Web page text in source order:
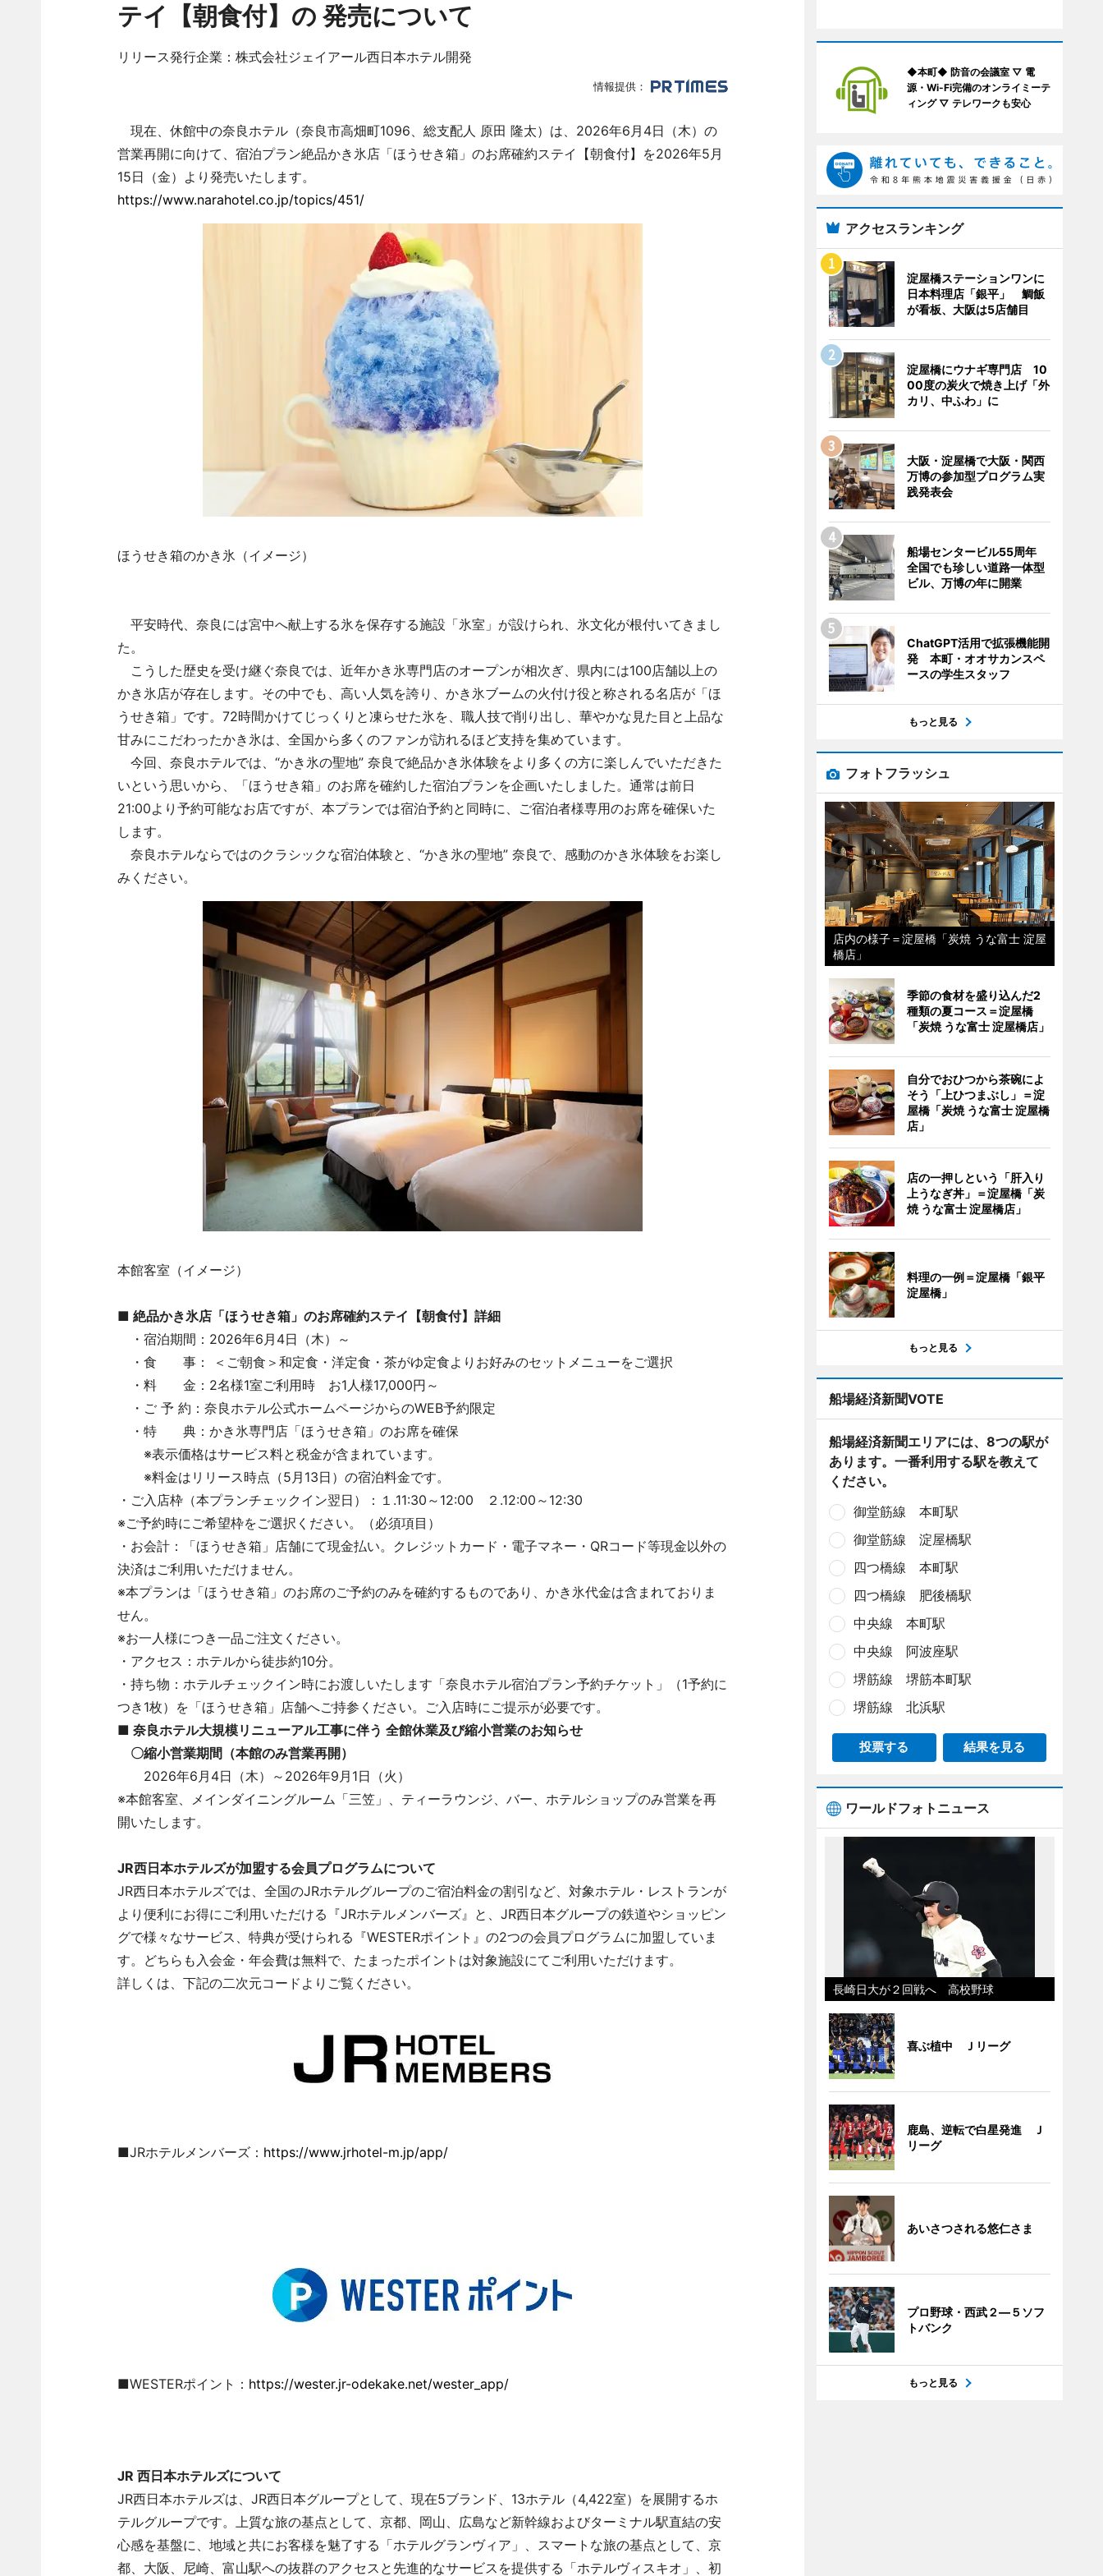
テイ【朝食付】の 発売について
リリース発行企業：株式会社ジェイアール西日本ホテル開発
情報提供：
現在、休館中の奈良ホテル（奈良市高畑町1096、総支配人 原田 隆太）は、2026年6月4日（木）の
営業再開に向けて、宿泊プラン絶品かき氷店「ほうせき箱」のお席確約ステイ【朝食付】を2026年5月
15日（金）より発売いたします。
https://www.narahotel.co.jp/topics/451/
ほうせき箱のかき氷（イメージ）
平安時代、奈良には宮中へ献上する氷を保存する施設「氷室」が設けられ、氷文化が根付いてきまし
た。
こうした歴史を受け継ぐ奈良では、近年かき氷専門店のオープンが相次ぎ、県内には100店舗以上の
かき氷店が存在します。その中でも、高い人気を誇り、かき氷ブームの火付け役と称される名店が「ほ
うせき箱」です。72時間かけてじっくりと凍らせた氷を、職人技で削り出し、華やかな見た目と上品な
甘みにこだわったかき氷は、全国から多くのファンが訪れるほど支持を集めています。
今回、奈良ホテルでは、“かき氷の聖地” 奈良で絶品かき氷体験をより多くの方に楽しんでいただきた
いという思いから、「ほうせき箱」のお席を確約した宿泊プランを企画いたしました。通常は前日
21:00より予約可能なお店ですが、本プランでは宿泊予約と同時に、ご宿泊者様専用のお席を確保いた
します。
奈良ホテルならではのクラシックな宿泊体験と、“かき氷の聖地” 奈良で、感動のかき氷体験をお楽し
みください。
本館客室（イメージ）
■ 絶品かき氷店「ほうせき箱」のお席確約ステイ【朝食付】詳細
・宿泊期間：2026年6月4日（木）～
・食 事： ＜ご朝食＞和定食・洋定食・茶がゆ定食よりお好みのセットメニューをご選択
・料 金：2名様1室ご利用時 お1人様17,000円～
・ご 予 約：奈良ホテル公式ホームページからのWEB予約限定
・特 典：かき氷専門店「ほうせき箱」のお席を確保
※表示価格はサービス料と税金が含まれています。
※料金はリリース時点（5月13日）の宿泊料金です。
・ご入店枠（本プランチェックイン翌日）：１.11:30～12:00 ２.12:00～12:30
※ご予約時にご希望枠をご選択ください。（必須項目）
・お会計：「ほうせき箱」店舗にて現金払い。クレジットカード・電子マネー・QRコード等現金以外の
決済はご利用いただけません。
※本プランは「ほうせき箱」のお席のご予約のみを確約するものであり、かき氷代金は含まれておりま
せん。
※お一人様につき一品ご注文ください。
・アクセス：ホテルから徒歩約10分。
・持ち物：ホテルチェックイン時にお渡しいたします「奈良ホテル宿泊プラン予約チケット」（1予約に
つき1枚）を「ほうせき箱」店舗へご持参ください。ご入店時にご提示が必要です。
■ 奈良ホテル大規模リニューアル工事に伴う 全館休業及び縮小営業のお知らせ
〇縮小営業期間（本館のみ営業再開）
2026年6月4日（木）～2026年9月1日（火）
※本館客室、メインダイニングルーム「三笠」、ティーラウンジ、バー、ホテルショップのみ営業を再
開いたします。
JR西日本ホテルズが加盟する会員プログラムについて
JR西日本ホテルズでは、全国のJRホテルグループのご宿泊料金の割引など、対象ホテル・レストランが
より便利にお得にご利用いただける『JRホテルメンバーズ』と、JR西日本グループの鉄道やショッピン
グで様々なサービス、特典が受けられる『WESTERポイント』の2つの会員プログラムに加盟していま
す。どちらも入会金・年会費は無料で、たまったポイントは対象施設にてご利用いただけます。
詳しくは、下記の二次元コードよりご覧ください。
■JRホテルメンバーズ： https://www.jrhotel-m.jp/app/
■WESTERポイント： https://wester.jr-odekake.net/wester_app/
JR 西日本ホテルズについて
JR西日本ホテルズは、JR西日本グループとして、現在5ブランド、13ホテル（4,422室）を展開するホ
テルグループです。上質な旅の基点として、京都、岡山、広島など新幹線およびターミナル駅直結の安
心感を基盤に、地域と共にお客様を魅了する「ホテルグランヴィア」、スマートな旅の基点として、京
都、大阪、尼崎、富山駅への抜群のアクセスと先進的なサービスを提供する「ホテルヴィスキオ」、初
◆本町◆ 防音の会議室 ▽ 電
源・Wi-Fi完備のオンライミーテ
ィング ▽ テレワークも安心
アクセスランキング
淀屋橋ステーションワンに
日本料理店「銀平」 鯛飯
が看板、大阪は5店舗目
淀屋橋にウナギ専門店 10
00度の炭火で焼き上げ「外
カリ、中ふわ」に
大阪・淀屋橋で大阪・関西
万博の参加型プログラム実
践発表会
船場センタービル55周年
全国でも珍しい道路一体型
ビル、万博の年に開業
ChatGPT活用で拡張機能開
発 本町・オオサカンスペ
ースの学生スタッフ
もっと見る
フォトフラッシュ
店内の様子＝淀屋橋「炭焼 うな富士 淀屋
橋店」
季節の食材を盛り込んだ2
種類の夏コース＝淀屋橋
「炭焼 うな富士 淀屋橋店」
自分でおひつから茶碗によ
そう「上ひつまぶし」＝淀
屋橋「炭焼 うな富士 淀屋橋
店」
店の一押しという「肝入り
上うなぎ丼」＝淀屋橋「炭
焼 うな富士 淀屋橋店」
料理の一例＝淀屋橋「銀平
淀屋橋」
もっと見る
船場経済新聞VOTE
船場経済新聞エリアには、8つの駅が
あります。一番利用する駅を教えて
ください。
御堂筋線 本町駅
御堂筋線 淀屋橋駅
四つ橋線 本町駅
四つ橋線 肥後橋駅
中央線 本町駅
中央線 阿波座駅
堺筋線 堺筋本町駅
堺筋線 北浜駅
投票する 結果を見る
ワールドフォトニュース
長崎日大が２回戦へ 高校野球
喜ぶ植中 Ｊリーグ
鹿島、逆転で白星発進 Ｊ
リーグ
あいさつされる悠仁さま
プロ野球・西武２―５ソフ
トバンク
もっと見る